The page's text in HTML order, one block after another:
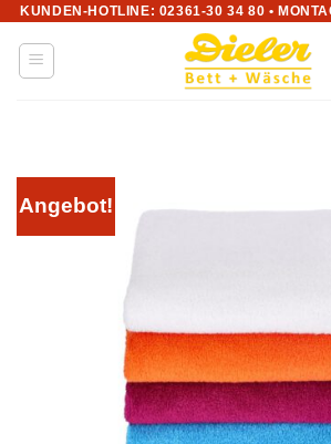
Zum
Inhalt
springen
KUNDEN-HOTLINE: 02361-30 34 80 •
Angebot!